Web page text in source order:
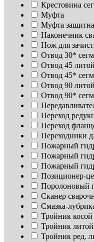
Крестовина
Муфта
Муфта
Наконечник
Нож для
Отвод 30*
Отвод 45 литой
Отвод 45*
Отвод 90 литой
Отвод 90*
Переход
Переход
Переходники
Пожарный
Пожарный
Пожарный
Позиционер-
Поролоновый
Сканер
Смазка-
Тройник косой
Тройник литой
Тройник ред.